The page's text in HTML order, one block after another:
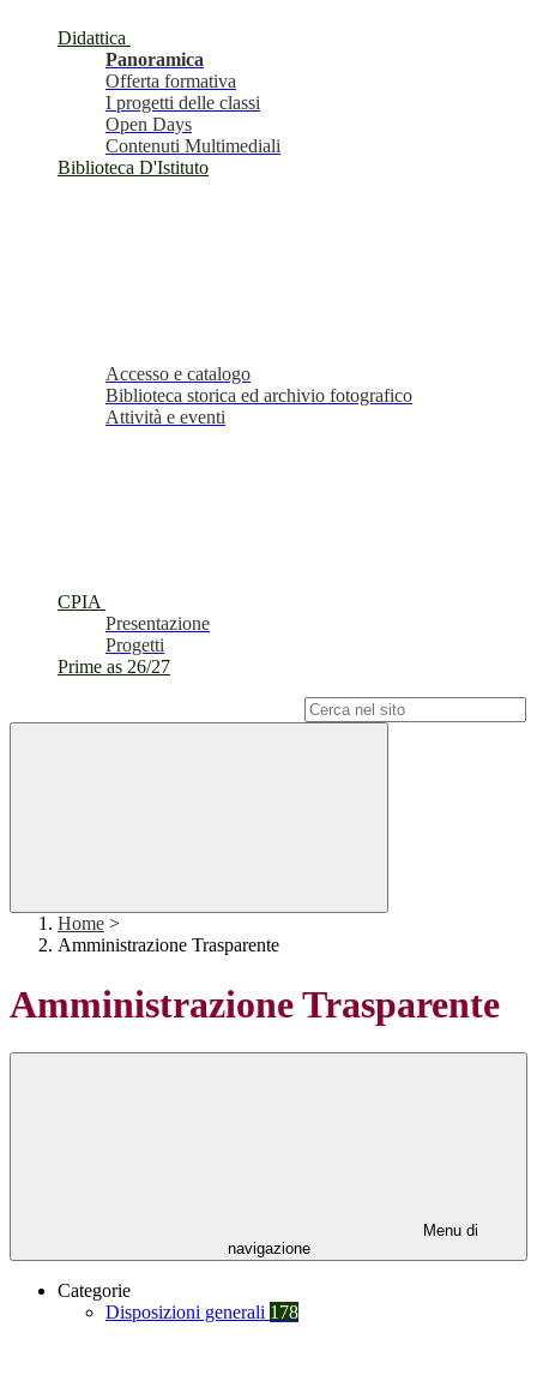
Didattica
Panoramica
Offerta formativa
I progetti delle classi
Open Days
Contenuti Multimediali
Biblioteca D'Istituto
Accesso e catalogo
Biblioteca storica ed archivio fotografico
Attività e eventi
CPIA
Presentazione
Progetti
Prime as 26/27
Home >
Amministrazione Trasparente
Amministrazione Trasparente
Menu di
navigazione
Categorie
Disposizioni generali 178